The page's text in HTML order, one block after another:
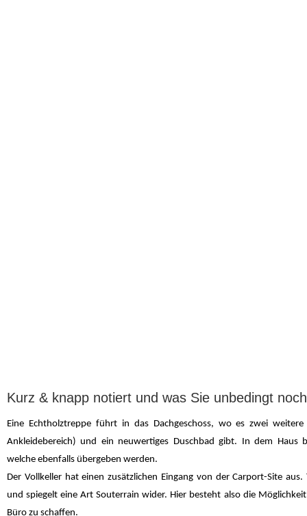
Kurz & knapp notiert und was Sie unbedingt
Eine Echtholztreppe führt in das Dachgeschoss, wo es zwei
Ankleidebereich) und ein neuwertiges Duschbad gibt. In dem Haus
welche ebenfalls übergeben werden.
Der Vollkeller hat einen zusätzlichen Eingang von der Carport-Site
und spiegelt eine Art Souterrain wider. Hier besteht also die
Büro zu schaffen.